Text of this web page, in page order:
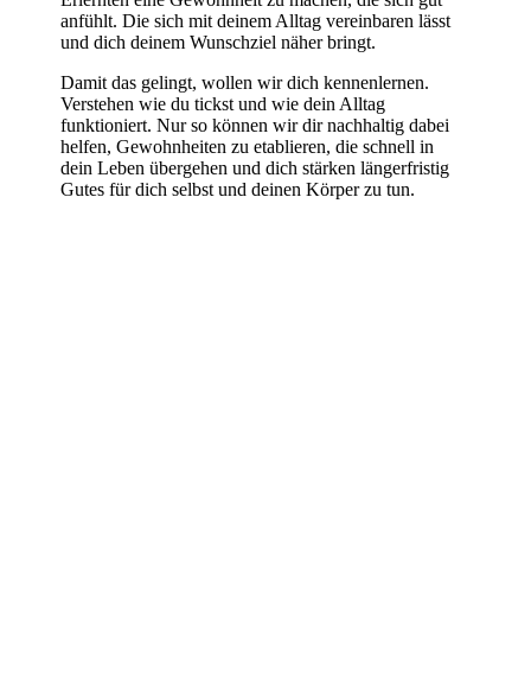
anfühlt. Die sich mit deinem Alltag vereinbaren lässt
und dich deinem Wunschziel näher bringt.
Damit das gelingt, wollen wir dich kennenlernen.
Verstehen wie du tickst und wie dein Alltag
funktioniert. Nur so können wir dir nachhaltig dabei
helfen, Gewohnheiten zu etablieren, die schnell in
dein Leben übergehen und dich stärken längerfristig
Gutes für dich selbst und deinen Körper zu tun.